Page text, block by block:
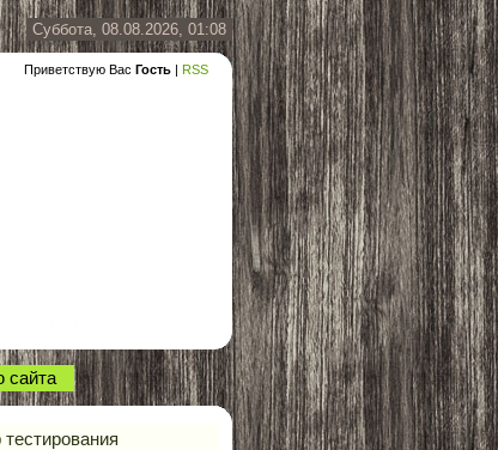
Суббота, 08.08.2026, 01:08
Приветствую Вас Гость | RSS
сайта
тестирования